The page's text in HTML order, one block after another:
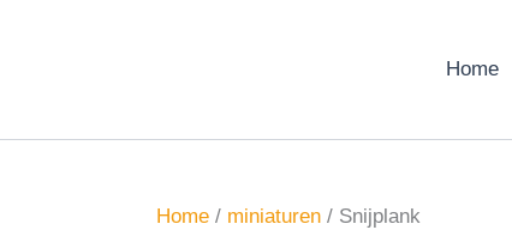
Home
Home / miniaturen / Snijplank